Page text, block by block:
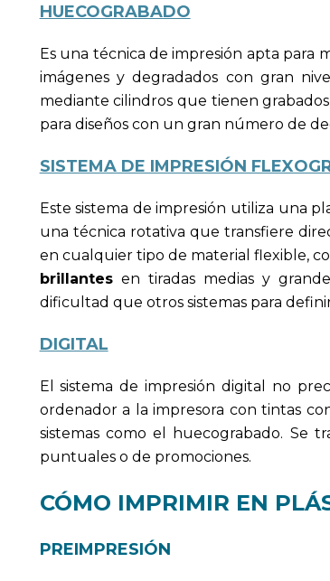
HUECOGRABADO
Es una técnica de impresión apta para
imágenes y degradados con gran
mediante cilindros que tienen
para diseños con un gran número de
SISTEMA DE IMPRESIÓN
Este sistema de impresión utiliza una
una técnica rotativa que transfiere
en cualquier tipo de material flexible,
brillantesen tiradas medias y
dificultad que otros sistemas para
DIGITAL
El sistema de impresión digital no
ordenador a la impresora con tintas
sistemas como el huecograbado. Se
puntuales o de promociones.
CÓMO IMPRIMIR EN
PREIMPRESIÓN